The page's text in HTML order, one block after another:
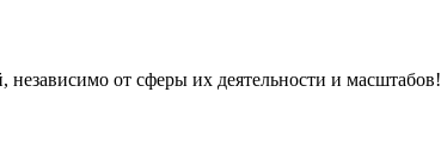
от сферы их деятельности и масштабов!